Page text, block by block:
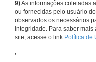
9)As informações coletadas
ou fornecidas pelo usuário
observados os necessários
integridade. Para saber
site, acesse o link Política de
,